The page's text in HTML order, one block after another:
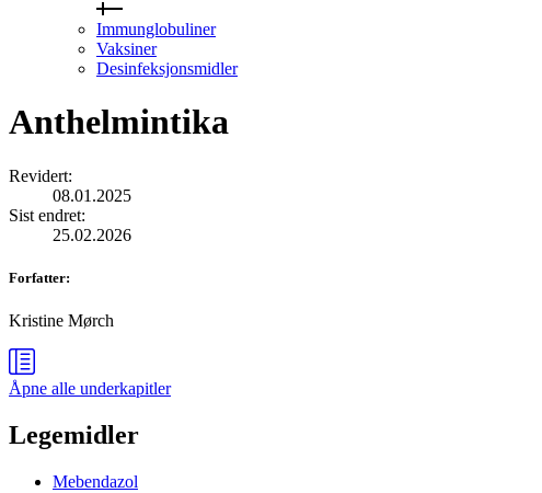
Immunglobuliner
Vaksiner
Desinfeksjonsmidler
Anthelmintika
Revidert:
08.01.2025
Sist endret:
25.02.2026
Forfatter:
Kristine Mørch
Åpne alle underkapitler
Legemidler
Mebendazol